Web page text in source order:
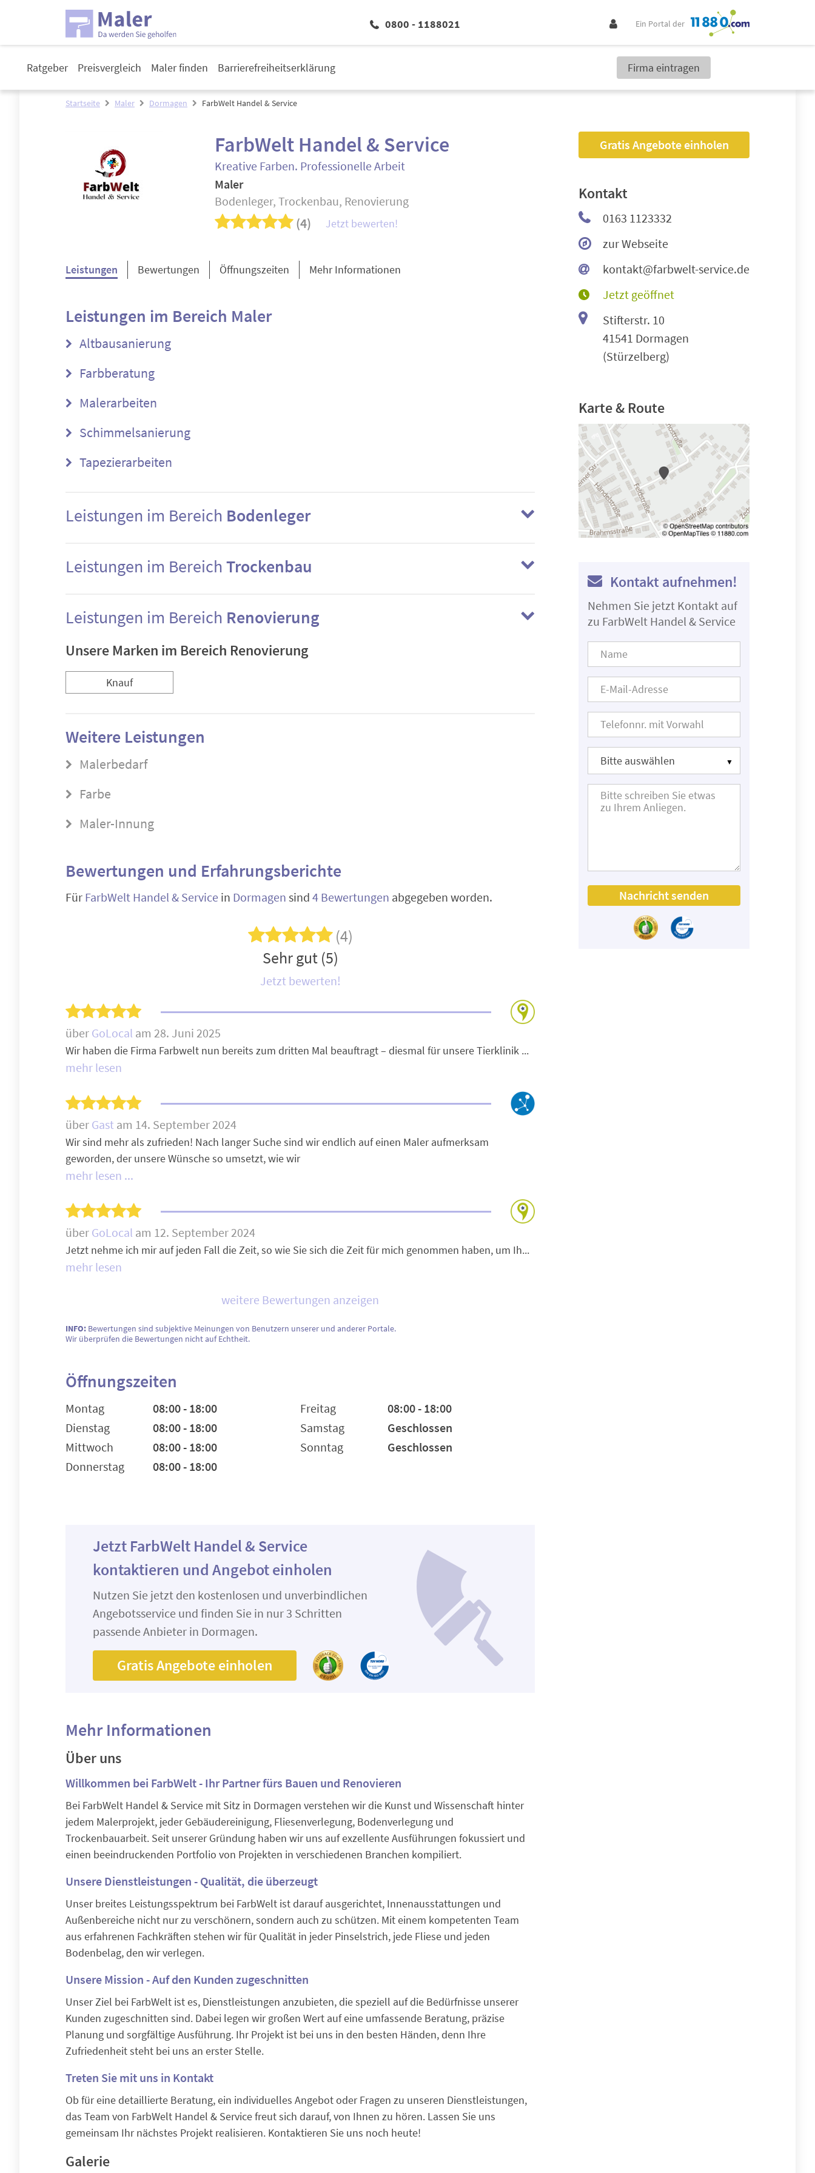
0800 - 1188021 Ein Portal der
Ratgeber Preisvergleich Maler finden Barrierefreiheitserklärung Firma eintragen
Startseite Maler Dormagen FarbWelt Handel & Service
FarbWelt Handel & Service
Kreative Farben. Professionelle Arbeit
Maler
Bodenleger, Trockenbau, Renovierung
(4) Jetzt bewerten!
Leistungen Bewertungen Öffnungszeiten Mehr Informationen
Leistungen im Bereich Maler
Altbausanierung
Farbberatung
Malerarbeiten
Schimmelsanierung
Tapezierarbeiten
Leistungen im Bereich Bodenleger
Leistungen im BereichTrockenbau
Leistungen im Bereich Renovierung
Unsere Marken im Bereich Renovierung
Knauf
Weitere Leistungen
Malerbedarf
Farbe
Maler-Innung
Bewertungen und Erfahrungsberichte
Für FarbWelt Handel & Service in Dormagen sind 4 Bewertungen abgegeben worden.
(4)
Sehr gut (5)
Jetzt bewerten!
über GoLocal am 28. Juni 2025
Wir haben die Firma Farbwelt nun bereits zum dritten Mal beauftragt – diesmal für unsere Tierklinik ...
mehr lesen
über Gast am 14. September 2024
Wir sind mehr als zufrieden! Nach langer Suche sind wir endlich auf einen Maler aufmerksam
geworden, der unsere Wünsche so umsetzt, wie wir
mehr lesen ...
über GoLocal am 12. September 2024
Jetzt nehme ich mir auf jeden Fall die Zeit, so wie Sie sich die Zeit für mich genommen haben, um Ih...
mehr lesen
weitere Bewertungen anzeigen
INFO: Bewertungen sind subjektive Meinungen von Benutzern unserer und anderer Portale.
Wir überprüfen die Bewertungen nicht auf Echtheit.
Öffnungszeiten
Montag
08:00 - 18:00
Dienstag
08:00 - 18:00
Mittwoch
08:00 - 18:00
Donnerstag
08:00 - 18:00
Freitag
08:00 - 18:00
Samstag
Geschlossen
Sonntag
Geschlossen
Jetzt FarbWelt Handel & Service
kontaktieren und Angebot einholen
Nutzen Sie jetzt den kostenlosen und unverbindlichen
Angebotsservice und finden Sie in nur 3 Schritten
passende Anbieter in Dormagen.
Gratis Angebote einholen
Mehr Informationen
Über uns
Willkommen bei FarbWelt - Ihr Partner fürs Bauen und Renovieren
Bei FarbWelt Handel & Service mit Sitz in Dormagen verstehen wir die Kunst und Wissenschaft hinter
jedem Malerprojekt, jeder Gebäudereinigung, Fliesenverlegung, Bodenverlegung und
Trockenbauarbeit. Seit unserer Gründung haben wir uns auf exzellente Ausführungen fokussiert und
einen beeindruckenden Portfolio von Projekten in verschiedenen Branchen kompiliert.
Unsere Dienstleistungen - Qualität, die überzeugt
Unser breites Leistungsspektrum bei FarbWelt ist darauf ausgerichtet, Innenausstattungen und
Außenbereiche nicht nur zu verschönern, sondern auch zu schützen. Mit einem kompetenten Team
aus erfahrenen Fachkräften stehen wir für Qualität in jeder Pinselstrich, jede Fliese und jeden
Bodenbelag, den wir verlegen.
Unsere Mission - Auf den Kunden zugeschnitten
Unser Ziel bei FarbWelt ist es, Dienstleistungen anzubieten, die speziell auf die Bedürfnisse unserer
Kunden zugeschnitten sind. Dabei legen wir großen Wert auf eine umfassende Beratung, präzise
Planung und sorgfältige Ausführung. Ihr Projekt ist bei uns in den besten Händen, denn Ihre
Zufriedenheit steht bei uns an erster Stelle.
Treten Sie mit uns in Kontakt
Ob für eine detaillierte Beratung, ein individuelles Angebot oder Fragen zu unseren Dienstleistungen,
das Team von FarbWelt Handel & Service freut sich darauf, von Ihnen zu hören. Lassen Sie uns
gemeinsam Ihr nächstes Projekt realisieren. Kontaktieren Sie uns noch heute!
Galerie
Gratis Angebote einholen
Kontakt
0163 1123332
zur Webseite
kontakt@farbwelt-service.de
Jetzt geöffnet
Stifterstr. 10
41541 Dormagen
(Stürzelberg)
Karte & Route
Kontakt aufnehmen!
Nehmen Sie jetzt Kontakt auf
zu FarbWelt Handel & Service
Nachricht senden